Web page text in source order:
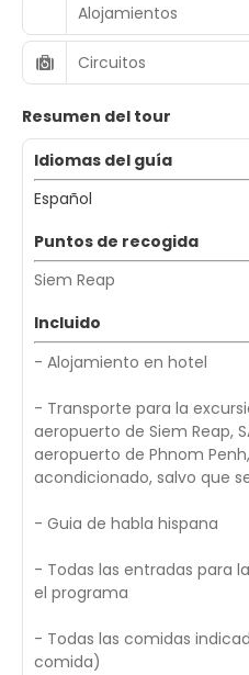
Alojamientos
Circuitos
Resumen del tour
Idiomas del guía
Español
Puntos de recogida
Siem Reap
Incluido
- Alojamiento en hotel
- Transporte para la
aeropuerto de Siem Reap,
aeropuerto de Phnom
acondicionado, salvo que
- Guia de habla hispana
- Todas las entradas para
el programa
- Todas las comidas
comida)